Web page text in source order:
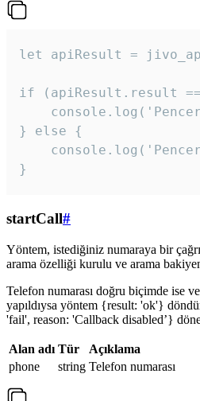
let apiResult =
if (apiResult.result
} else {
}
startCall#
Yöntem, istediğiniz numaraya bir
arama özelliği kurulu ve arama
Telefon numarası doğru biçimde ise
yapıldıysa yöntem {result: 'ok'}
'fail', reason: 'Callback disabled’}
Alan adı Tür
Açıklama
phone
string Telefon numarası